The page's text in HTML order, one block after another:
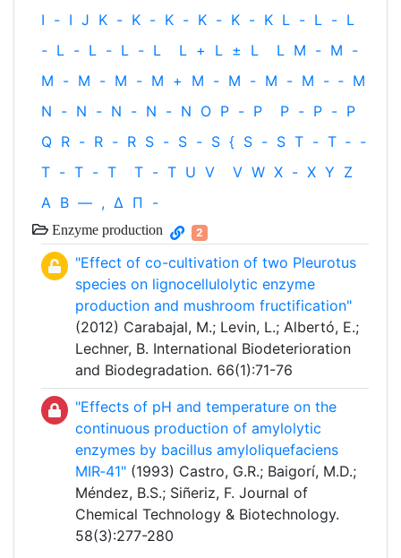
I - I J K - K - K - K - K - K L - L - L
- L - L - L - L L + L ± L L M - M -
M - M - M - M + M - M - M - M - ‐ M
N - N - N - N - N O P - P P - P - P
Q R - R - R S - S - S { S - S T - T ‐ -
T - T - T T - T U V V W X - X Y Z
Α Β — , Δ Π -
Enzyme production 2
"Effect of co-cultivation of two Pleurotus
species on lignocellulolytic enzyme
production and mushroom fructification"
(2012) Carabajal, M.; Levin, L.; Albertó, E.;
Lechner, B. International Biodeterioration
and Biodegradation. 66(1):71-76
"Effects of pH and temperature on the
continuous production of amylolytic
enzymes by bacillus amyloliquefaciens
MIR‐41" (1993) Castro, G.R.; Baigorí, M.D.;
Méndez, B.S.; Siñeriz, F. Journal of
Chemical Technology & Biotechnology.
58(3):277-280